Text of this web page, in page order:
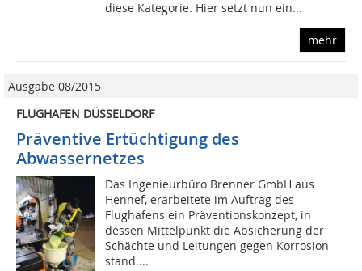
diese Kategorie. Hier setzt nun ein...
mehr
Ausgabe 08/2015
FLUGHAFEN DÜSSELDORF
Präventive Ertüchtigung des
Abwassernetzes
Das Ingenieurbüro Brenner GmbH aus
Hennef, erarbeitete im Auftrag des
Flughafens ein Präventionskonzept, in
dessen Mittelpunkt die Absicherung der
Schächte und Leitungen gegen Korrosion
stand....